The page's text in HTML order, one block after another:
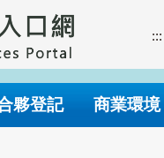
:::
夥登記 商業環境